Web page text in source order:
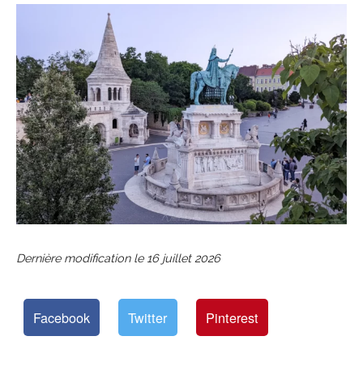
Dernière modification le 16 juillet 2026
Facebook Twitter Pinterest